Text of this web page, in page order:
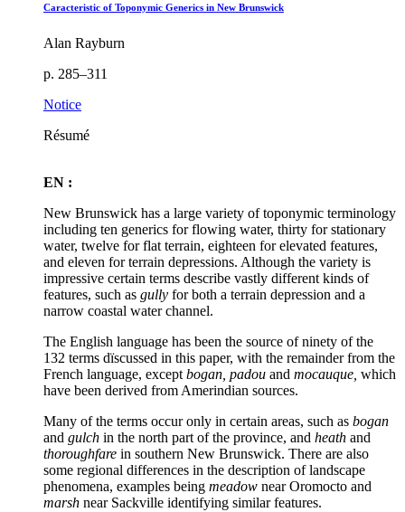
Caracteristic of Toponymic Generics in New Brunswick
Alan Rayburn
p. 285–311
Notice
Résumé
EN :
New Brunswick has a large variety of toponymic terminology
including ten generics for flowing water, thirty for stationary
water, twelve for flat terrain, eighteen for elevated features,
and eleven for terrain depressions. Although the variety is
impressive certain terms describe vastly different kinds of
features, such as gully for both a terrain depression and a
narrow coastal water channel.
The English language has been the source of ninety of the
132 terms dïscussed in this paper, with the remainder from the
French language, except bogan, padou and mocauque, which
have been derived from Amerindian sources.
Many of the terms occur only in certain areas, such as bogan
and gulch in the north part of the province, and heath and
thoroughfare in southern New Brunswick. There are also
some regional differences in the description of landscape
phenomena, examples being meadow near Oromocto and
marsh near Sackville identifying similar features.